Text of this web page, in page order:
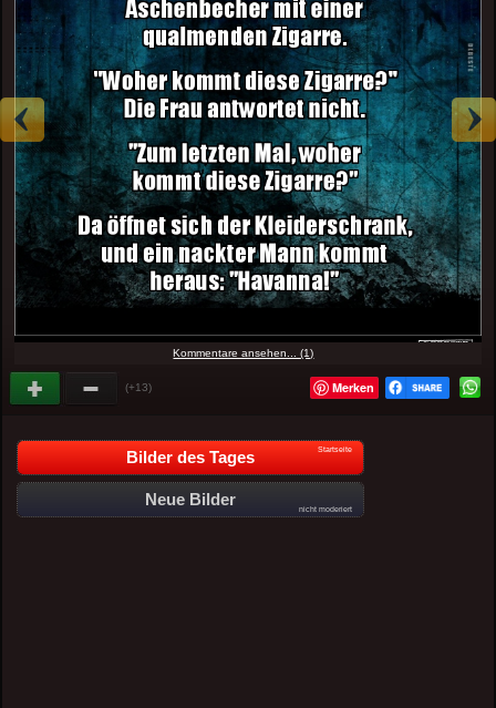
Kommentare ansehen... (1)
(+13) Merken
Bilder des Tages Startseite
Neue Bilder
nicht moderiert